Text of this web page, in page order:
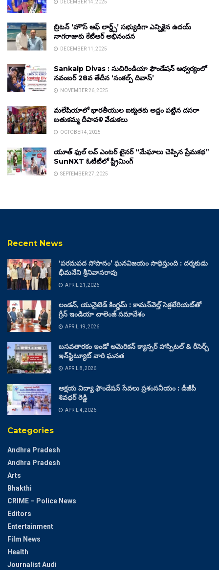
DECEMBER 14, 2025
బ్రిటన్ ‘హౌస్ ఆఫ్ లార్డ్స్’ సభ్యుడిగా ఎన్నికైన ఉదయ్
నాగరాజుకు కేటీఆర్ అభినందన
DECEMBER 11, 2025
Sankalp Divas : సుచిరిండియా ఫౌండేషన్ ఆధ్వర్యంలో
నవంబర్ 28వ తేదీన ‘సంకల్ప్ దివాస్’
NOVEMBER 26, 2025
మలేషియాలో భారతీయుల ఐక్యతకు అద్దం పట్టిన దసరా
బతుకమ్మ దీపావళి వేడుకలు
OCTOBER 4, 2025
యూత్ ఫుల్ లవ్ ఎంటర్ టైనర్ “మేఘాలు చెప్పిన ప్రేమకథ”
SunNXT ఓటీటీలో స్ట్రీమింగ్
SEPTEMBER 27, 2025
Recent News
‘పరమపద సోపానం’ ఘనవిజయం సాధిస్తుంది : దర్శకుడు
భీమనేని శ్రీనివాసరావు
APRIL 21, 2026
లండన్, యునైటెడ్ కింగ్డమ్ : కామన్‌వెల్త్ సెక్రటేరియట్‌తో
గ్రీన్ ఇండియా చాలెంజ్ సమావేశం
APRIL 19, 2026
బసవతారకం ఇండో అమెరికన్ క్యాన్సర్ హాస్పిటల్ & రీసెర్చ్
ఇన్‌స్టిట్యూట్ వారి ఘనత
APRIL 8, 2026
అక్షయ విద్యా ఫౌండేషన్ సేవలు ప్రశంసనీయం : డీజీపీ
శివధర్ రెడ్డి
APRIL 4, 2026
Categories
Andhra Pradesh
Andhra Pradesh
Arts
Bhakthi
CRIME – Police News
Editors
Entertainment
Film News
Health
Journalist Audi